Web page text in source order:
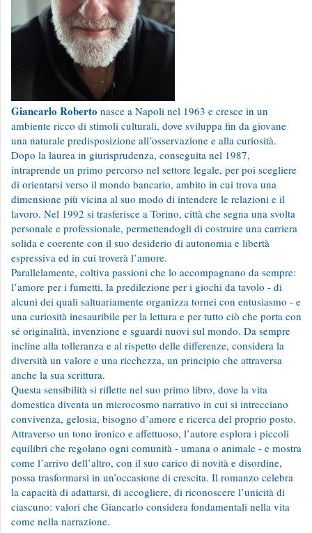
Giancarlo Roberto nasce a Napoli nel 1963 e cresce in un
ambiente ricco di stimoli culturali, dove sviluppa fin da giovane
una naturale predisposizione all’osservazione e alla curiosità.
Dopo la laurea in giurisprudenza, conseguita nel 1987,
intraprende un primo percorso nel settore legale, per poi scegliere
di orientarsi verso il mondo bancario, ambito in cui trova una
dimensione più vicina al suo modo di intendere le relazioni e il
lavoro. Nel 1992 si trasferisce a Torino, città che segna una svolta
personale e professionale, permettendogli di costruire una carriera
solida e coerente con il suo desiderio di autonomia e libertà
espressiva ed in cui troverà l’amore.
Parallelamente, coltiva passioni che lo accompagnano da sempre:
l’amore per i fumetti, la predilezione per i giochi da tavolo - di
alcuni dei quali saltuariamente organizza tornei con entusiasmo - e
una curiosità inesauribile per la lettura e per tutto ciò che porta con
sé originalità, invenzione e sguardi nuovi sul mondo. Da sempre
incline alla tolleranza e al rispetto delle differenze, considera la
diversità un valore e una ricchezza, un principio che attraversa
anche la sua scrittura.
Questa sensibilità si riflette nel suo primo libro, dove la vita
domestica diventa un microcosmo narrativo in cui si intrecciano
convivenza, gelosia, bisogno d’amore e ricerca del proprio posto.
Attraverso un tono ironico e affettuoso, l’autore esplora i piccoli
equilibri che regolano ogni comunità - umana o animale - e mostra
come l’arrivo dell’altro, con il suo carico di novità e disordine,
possa trasformarsi in un’occasione di crescita. Il romanzo celebra
la capacità di adattarsi, di accogliere, di riconoscere l’unicità di
ciascuno: valori che Giancarlo considera fondamentali nella vita
come nella narrazione.